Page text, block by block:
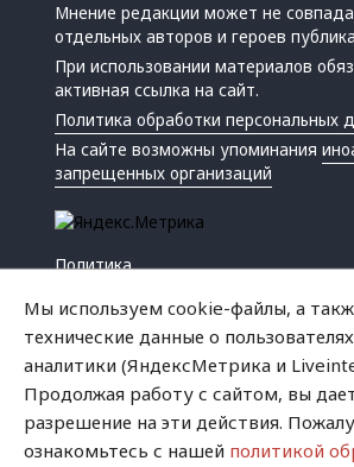
Мнение редакции может не
отдельных авторов и героев
При использовании материалов
активная ссылка на сайт.
Политика обработки персональных
На сайте возможны упоминания
запрещенных организаций
Политика
Криминал
Мы используем cookie-файлы, а
технические данные о
аналитики (ЯндексМетрика и
Продолжая работу с сайтом, вы
разрешение на эти действия.
ознакомьтесь с нашей политикой